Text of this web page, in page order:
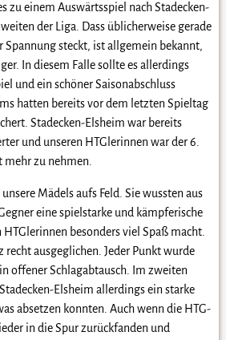
zu einem Auswärtsspiel nach Stadecken-
der Liga. Dass üblicherweise gerade
Spannung steckt, ist allgemein bekannt,
In diesem Falle sollte es allerdings
und ein schöner Saisonabschluss
hatten bereits vor dem letzten Spieltag
Stadecken-Elsheim war bereits
und unseren HTGlerinnen war der 6.
mehr zu nehmen.
Mädels aufs Feld. Sie wussten aus
eine spielstarke und kämpferische
besonders viel Spaß macht.
recht ausgeglichen. Jeder Punkt wurde
offener Schlagabtausch. Im zweiten
Elsheim allerdings ein starke
absetzen konnten. Auch wenn die HTG-
in die Spur zurückfanden und